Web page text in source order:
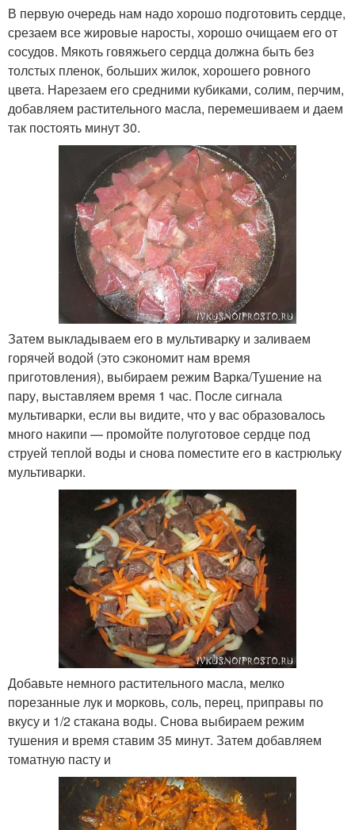
В первую очередь нам надо хорошо подготовить сердце,
срезаем все жировые наросты, хорошо очищаем его от
сосудов. Мякоть говяжьего сердца должна быть без
толстых пленок, больших жилок, хорошего ровного
цвета. Нарезаем его средними кубиками, солим, перчим,
добавляем растительного масла, перемешиваем и даем
так постоять минут 30.
Затем выкладываем его в мультиварку и заливаем
горячей водой (это сэкономит нам время
приготовления), выбираем режим Варка/Тушение на
пару, выставляем время 1 час. После сигнала
мультиварки, если вы видите, что у вас образовалось
много накипи — промойте полуготовое сердце под
струей теплой воды и снова поместите его в кастрюльку
мультиварки.
Добавьте немного растительного масла, мелко
порезанные лук и морковь, соль, перец, приправы по
вкусу и 1/2 стакана воды. Снова выбираем режим
тушения и время ставим 35 минут. Затем добавляем
томатную пасту и